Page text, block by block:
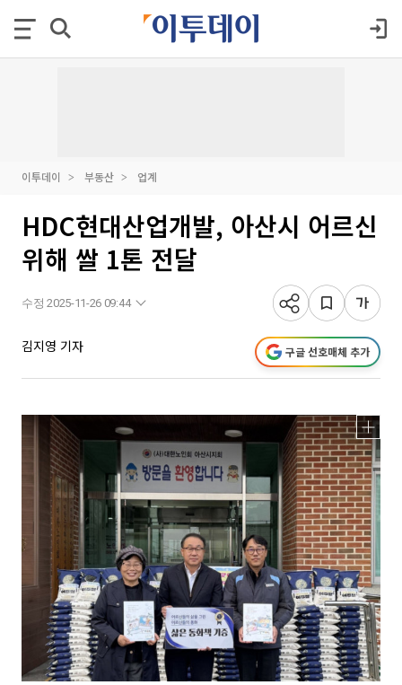
이투데이 부동산 업계
HDC현대산업개발, 아산시 어르신
위해 쌀 1톤 전달
수정 2025-11-26 09:44
김지영 기자 구글 선호매체 추가